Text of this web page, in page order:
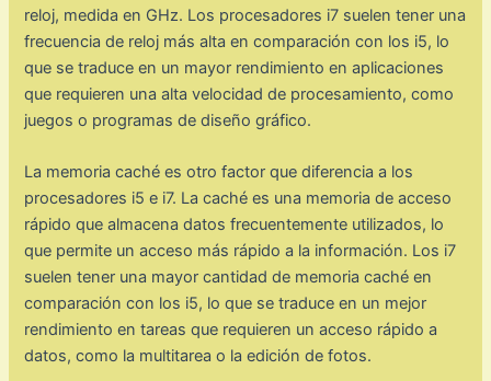
reloj, medida en GHz. Los procesadores i7 suelen tener una
frecuencia de reloj más alta en comparación con los i5, lo
que se traduce en un mayor rendimiento en aplicaciones
que requieren una alta velocidad de procesamiento, como
juegos o programas de diseño gráfico.
La memoria caché es otro factor que diferencia a los
procesadores i5 e i7. La caché es una memoria de acceso
rápido que almacena datos frecuentemente utilizados, lo
que permite un acceso más rápido a la información. Los i7
suelen tener una mayor cantidad de memoria caché en
comparación con los i5, lo que se traduce en un mejor
rendimiento en tareas que requieren un acceso rápido a
datos, como la multitarea o la edición de fotos.